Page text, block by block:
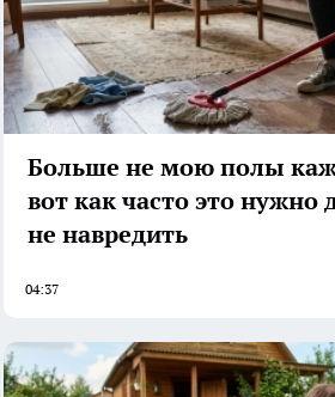
Больше не мою полы
вот как часто это нужно
не навредить
04:37